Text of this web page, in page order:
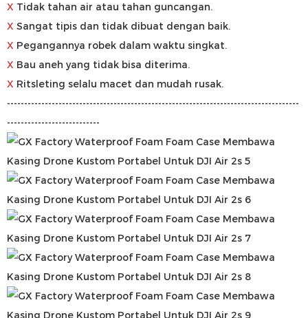
X Tidak tahan air atau tahan guncangan.
X Sangat tipis dan tidak dibuat dengan baik.
X Pegangannya robek dalam waktu singkat.
X Bau aneh yang tidak bisa diterima.
X Ritsleting selalu macet dan mudah rusak.
-------------------------------------------------------------------------------------
---------------------------